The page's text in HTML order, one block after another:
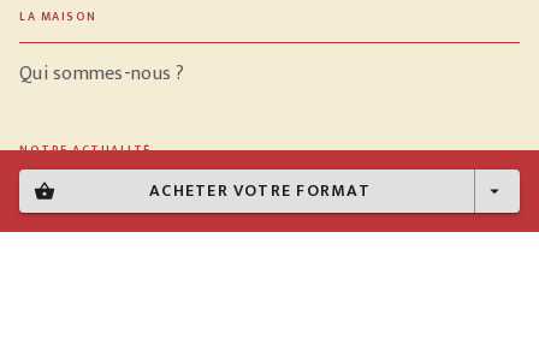
shopping_basket ACHETER VOTRE FORMAT arrow_drop_down
LA MAISON
Qui sommes-nous ?
NOTRE ACTUALITÉ
Vidéos